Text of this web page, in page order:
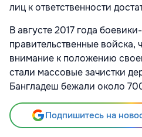
лиц к ответственности
В августе 2017 года
правительственные войска,
внимание к положению
стали массовые зачистки
Бангладеш бежали около
Подпишитесь на